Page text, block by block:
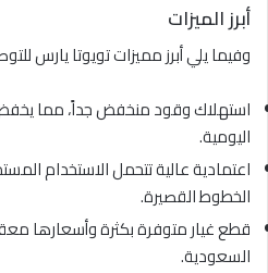
أبرز الميزات
وفيما يلي أبرز مميزات تويوتا يارس
استهلاك وقود منخفض جداً، مما
اليومية.
اعتمادية عالية تتحمل الاستخدام
الخطوط القصيرة.
قطع غيار متوفرة بكثرة وأسعارها
السعودية.